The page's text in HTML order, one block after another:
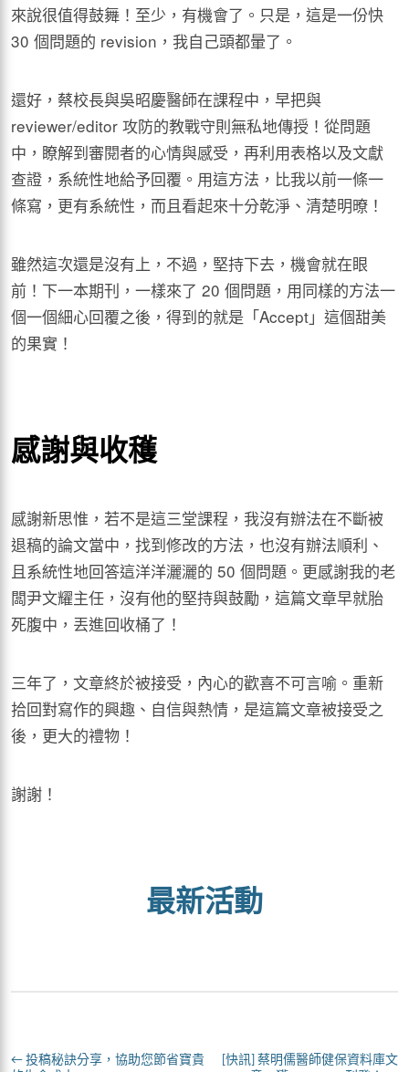
來說很值得鼓舞！至少，有機會了。只是，這是一份快
30 個問題的 revision，我自己頭都暈了。
還好，蔡校長與吳昭慶醫師在課程中，早把與
reviewer/editor 攻防的教戰守則無私地傳授！從問題
中，瞭解到審閱者的心情與感受，再利用表格以及文獻
查證，系統性地給予回覆。用這方法，比我以前一條一
條寫，更有系統性，而且看起來十分乾淨、清楚明暸！
雖然這次還是沒有上，不過，堅持下去，機會就在眼
前！下一本期刊，一樣來了 20 個問題，用同樣的方法一
個一個細心回覆之後，得到的就是「Accept」這個甜美
的果實！
感謝與收穫
感謝新思惟，若不是這三堂課程，我沒有辦法在不斷被
退稿的論文當中，找到修改的方法，也沒有辦法順利、
且系統性地回答這洋洋灑灑的 50 個問題。更感謝我的老
闆尹文耀主任，沒有他的堅持與鼓勵，這篇文章早就胎
死腹中，丟進回收桶了！
三年了，文章終於被接受，內心的歡喜不可言喻。重新
拾回對寫作的興趣、自信與熱情，是這篇文章被接受之
後，更大的禮物！
謝謝！
最新活動
← 投稿秘訣分享，協助您節省寶貴
[快訊] 蔡明儒醫師健保資料庫文